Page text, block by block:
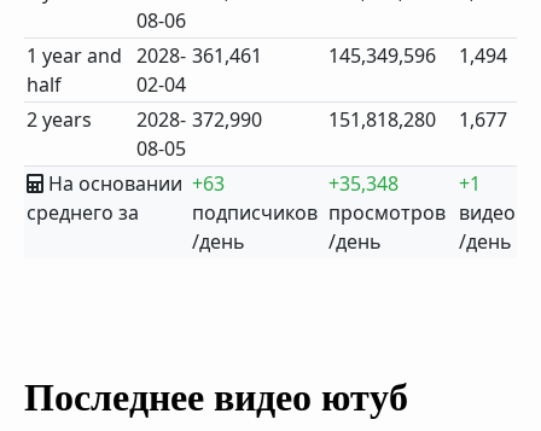
08-06
1 year and
half
2028-
02-04
361,461 145,349,596 1,494
2 years
2028-
08-05
372,990 151,818,280 1,677
На основании
среднего за
+63
подписчиков
/день
+35,348
просмотров
/день
+1
видео
/день
Последнее видео ютуб